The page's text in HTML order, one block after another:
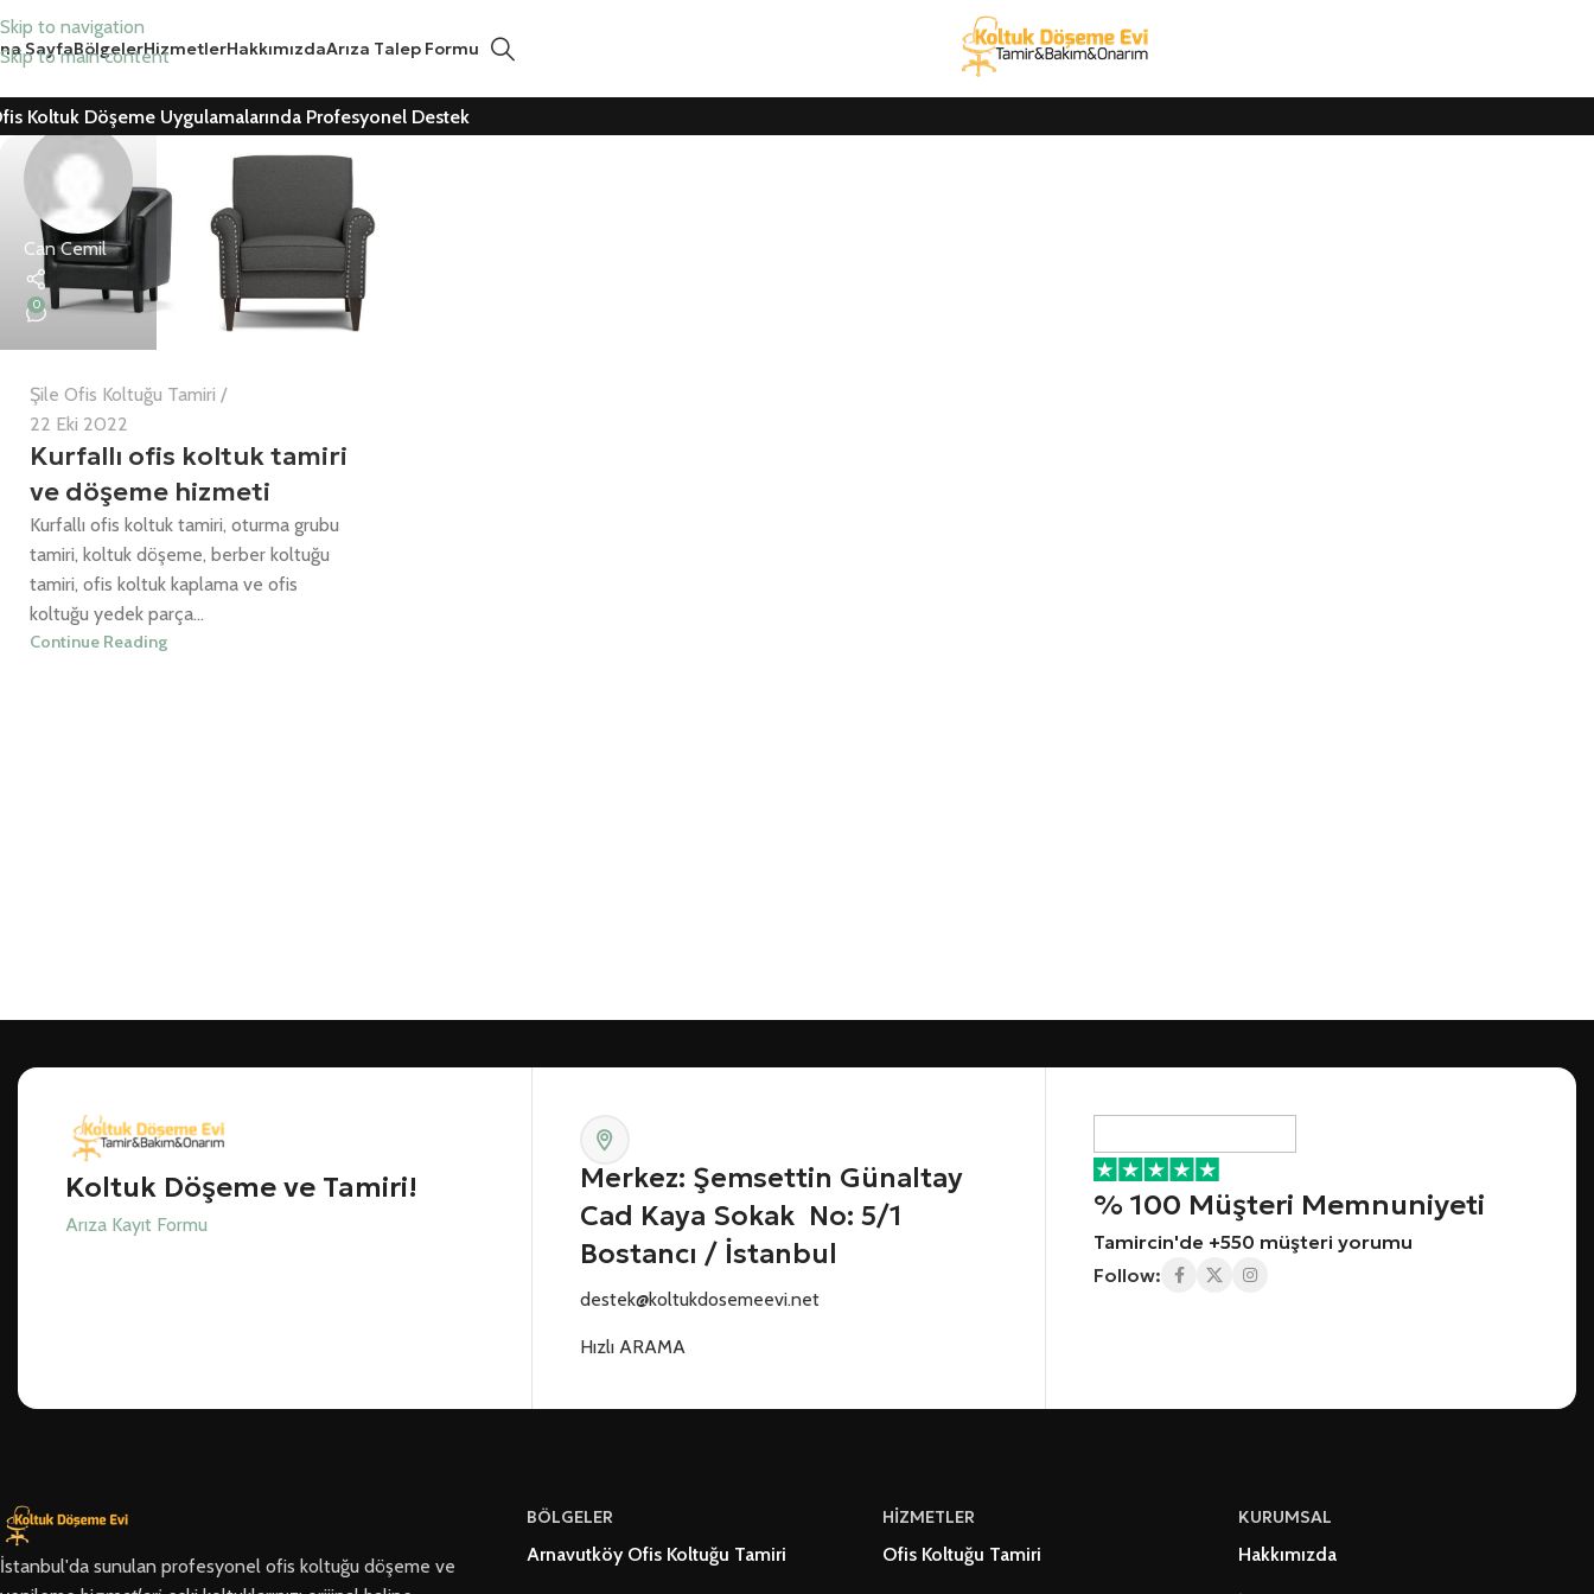
Skip to navigation
Skip to main content
SayfaBölgelerHizmetlerHakkımızdaArıza Talep Formu
Koltuk Döşeme Uygulamalarında Profesyonel Destek
Can Cemil
0
Şile Ofis Koltuğu Tamiri
22 Eki 2022
Kurfallı ofis koltuk tamiri
ve döşeme hizmeti
Kurfallı ofis koltuk tamiri, oturma grubu
tamiri, koltuk döşeme, berber koltuğu
tamiri, ofis koltuk kaplama ve ofis
koltuğu yedek parça...
Continue Reading
Koltuk Döşeme ve Tamiri!
Arıza Kayıt Formu
Merkez: Şemsettin Günaltay
Cad Kaya Sokak No: 5/1
Bostancı / İstanbul
destek@koltukdosemeevi.net
Hızlı ARAMA
% 100 Müşteri Memnuniyeti
Tamircin'de +550 müşteri yorumu
Follow:
İstanbul'da sunulan profesyonel ofis koltuğu döşeme ve
BÖLGELER
Arnavutköy Ofis Koltuğu Tamiri
HİZMETLER
Ofis Koltuğu Tamiri
KURUMSAL
Hakkımızda